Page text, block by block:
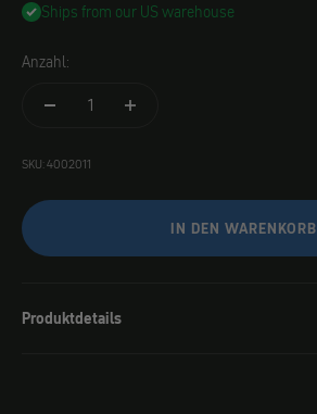
Ships from our US warehouse
Anzahl:
SKU: 4002011
IN DEN WARENKORB
Produktdetails